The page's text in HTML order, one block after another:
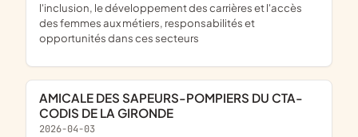
l'inclusion, le développement des carrières et l'accès
des femmes aux métiers, responsabilités et
opportunités dans ces secteurs
AMICALE DES SAPEURS-POMPIERS DU CTA-
CODIS DE LA GIRONDE
2026-04-03